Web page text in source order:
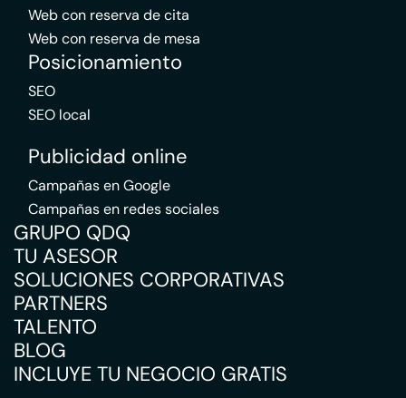
Web con reserva de cita
Web con reserva de mesa
Posicionamiento
SEO
SEO local
Publicidad online
Campañas en Google
Campañas en redes sociales
GRUPO QDQ
TU ASESOR
SOLUCIONES CORPORATIVAS
PARTNERS
TALENTO
BLOG
INCLUYE TU NEGOCIO GRATIS